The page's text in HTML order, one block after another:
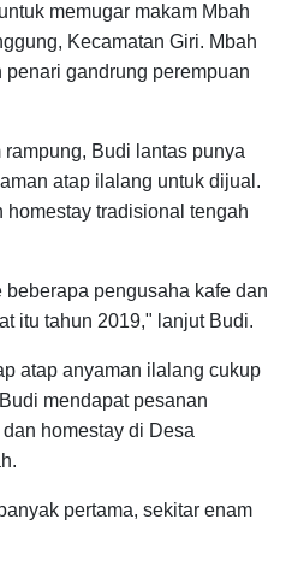
memugar makam Mbah
Kecamatan Giri. Mbah
gandrung perempuan
Budi lantas punya
atap ilalang untuk dijual.
homestay tradisional tengah
pengusaha kafe dan
itu tahun 2019," lanjut Budi.
atap anyaman ilalang cukup
mendapat pesanan
homestay di Desa
pertama, sekitar enam